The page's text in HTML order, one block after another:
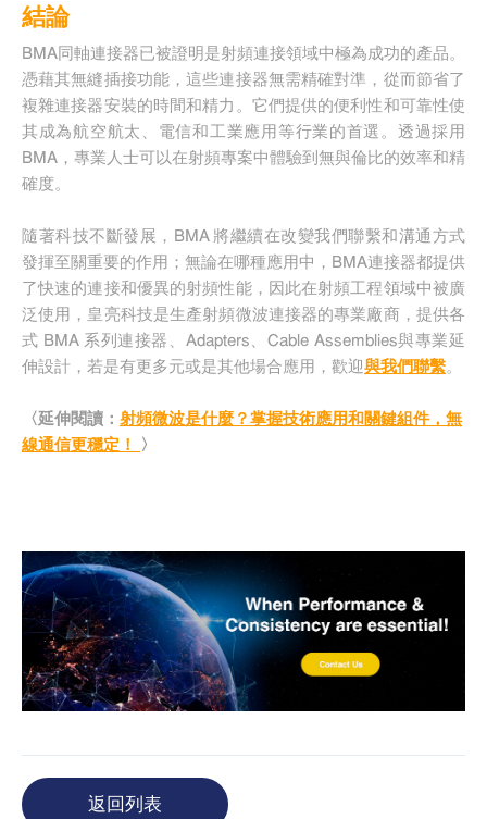
結論
BMA同軸連接器已被證明是射頻連接領域中極為成功的產品。
憑藉其無縫插接功能，這些連接器無需精確對準，從而節省了
複雜連接器安裝的時間和精力。它們提供的便利性和可靠性使
其成為航空航太、電信和工業應用等行業的首選。透過採用
BMA，專業人士可以在射頻專案中體驗到無與倫比的效率和精
確度。
隨著科技不斷發展，BMA 將繼續在改變我們聯繫和溝通方式
發揮至關重要的作用；無論在哪種應用中，BMA連接器都提供
了快速的連接和優異的射頻性能，因此在射頻工程領域中被廣
泛使用，皇亮科技是生產射頻微波連接器的專業廠商，提供各
式 BMA 系列連接器、Adapters、Cable Assemblies與專業延
伸設計，若是有更多元或是其他場合應用，歡迎與我們聯繫。
〈延伸閱讀： 射頻微波是什麼？掌握技術應用和關鍵組件，無
線通信更穩定！
〉
返回列表